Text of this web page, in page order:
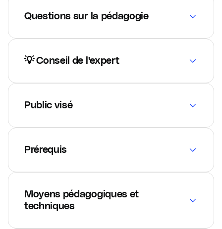
Questions sur la pédagogie
💡 Conseil de l'expert
Public visé
Prérequis
Moyens pédagogiques et
techniques